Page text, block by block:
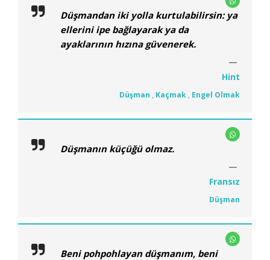
Düşmandan iki yolla kurtulabilirsin: ya
ellerini ipe bağlayarak ya da
ayaklarının hızına güvenerek.
Hint
Düşman , Kaçmak , Engel Olmak
Düşmanın küçüğü olmaz.
Fransız
Düşman
Beni pohpohlayan düşmanım, beni